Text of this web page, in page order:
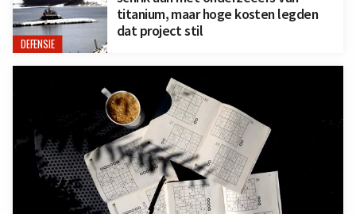
DEFENSIE
titanium, maar hoge kosten legden
dat project stil